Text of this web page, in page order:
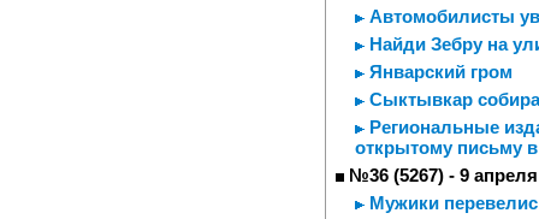
Автомобилисты
Найди Зебру на
Январский гром
Сыктывкар
Региональные
открытому письму
№36 (5267) - 9 апреля
Мужики